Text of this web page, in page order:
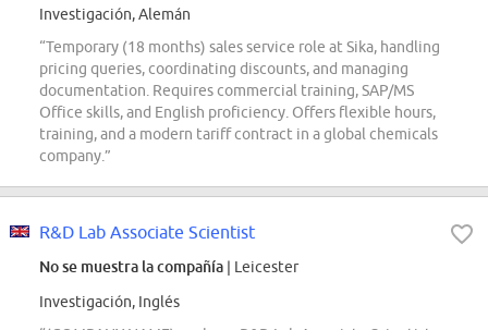
Investigación, Alemán
“Temporary (18 months) sales service role at Sika, handling
pricing queries, coordinating discounts, and managing
documentation. Requires commercial training, SAP/MS
Office skills, and English proficiency. Offers flexible hours,
training, and a modern tariff contract in a global chemicals
company.”
R&D Lab Associate Scientist
No se muestra la compañía | Leicester
Investigación, Inglés